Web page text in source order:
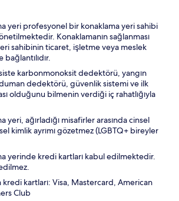
yeri profesyonel bir konaklama yeri sahibi
Konaklamanın sağlanması
sahibinin ticaret, işletme veya meslek
karbonmonoksit dedektörü, yangın
dedektörü, güvenlik sistemi ve ilk
olduğunu bilmenin verdiği iç rahatlığıyla
yeri, ağırladığı misafirler arasında cinsel
kimlik ayrımı gözetmez (LGBTQ+ bireyler
yerinde kredi kartları kabul edilmektedir.
kartları: Visa, Mastercard, American
Club